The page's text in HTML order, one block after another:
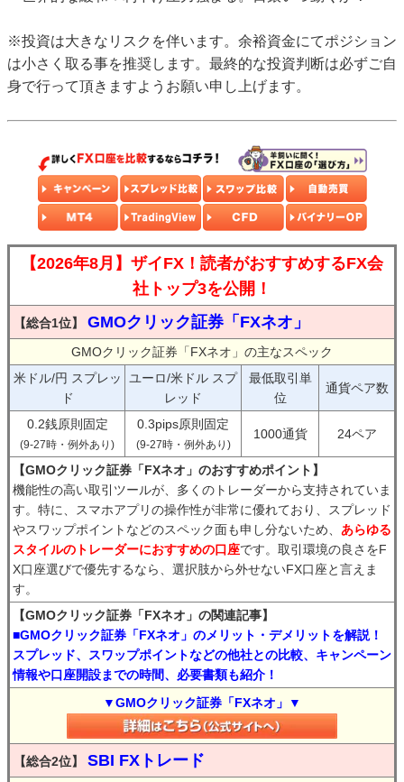
※投資は大きなリスクを伴います。余裕資金にてポジション
は小さく取る事を推奨します。最終的な投資判断は必ずご自
身で行って頂きますようお願い申し上げます。
【2026年8月】ザイFX！読者がおすすめするFX会
社トップ3を公開！
【総合1位】 GMOクリック証券「FXネオ」
GMOクリック証券「FXネオ」の主なスペック
米ドル/円 スプレッ
ド
ユーロ/米ドル スプ
レッド
最低取引単
位
通貨ペア数
0.2銭原則固定
(9-27時・例外あり)
0.3pips原則固定
(9-27時・例外あり)
1000通貨 24ペア
【GMOクリック証券「FXネオ」のおすすめポイント】
機能性の高い取引ツールが、多くのトレーダーから支持されていま
す。特に、スマホアプリの操作性が非常に優れており、スプレッド
やスワップポイントなどのスペック面も申し分ないため、 あらゆる
スタイルのトレーダーにおすすめの口座です。取引環境の良さをF
X口座選びで優先するなら、選択肢から外せないFX口座と言えま
す。
【GMOクリック証券「FXネオ」の関連記事】
■GMOクリック証券「FXネオ」のメリット・デメリットを解説！
スプレッド、スワップポイントなどの他社との比較、キャンペーン
情報や口座開設までの時間、必要書類も紹介！
▼GMOクリック証券「FXネオ」▼
【総合2位】 SBI FXトレード